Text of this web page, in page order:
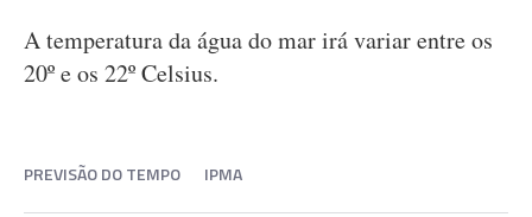
A temperatura da água do mar irá variar entre os
20º e os 22º Celsius.
PREVISÃO DO TEMPO IPMA